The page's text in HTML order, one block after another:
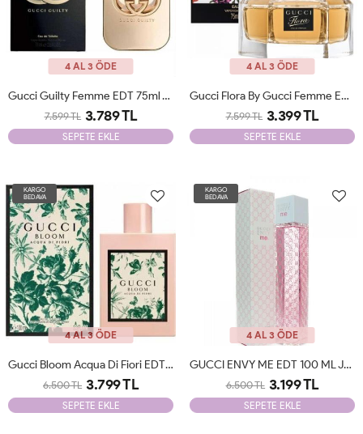
4 AL 3 ÖDE
Gucci Guilty Femme EDT 75ml JLT Woman
7.599 TL 3.789 TL
SEPETE EKLE
4 AL 3 ÖDE
Gucci Flora By Gucci Femme EDP 75ml JLT Woman
7.599 TL 3.399 TL
SEPETE EKLE
KARGO
BEDAVA
4 AL 3 ÖDE
Gucci Bloom Acqua Di Fiori EDT 100 Ml JLT Woman
6.500 TL 3.799 TL
SEPETE EKLE
KARGO
BEDAVA
4 AL 3 ÖDE
GUCCI ENVY ME EDT 100 ML JLT Woman
6.500 TL 3.199 TL
SEPETE EKLE